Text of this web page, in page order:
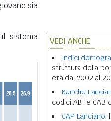
sia
sistema
VEDI ANCHE
Indici
struttura della
età dal 2002 al
Banche
codici ABI e CAB
CAP Lanciano